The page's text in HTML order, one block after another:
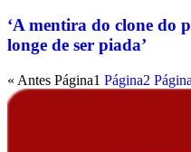
‘A mentira do clone do
longe de ser piada’
« Antes Página1 Página2 Página